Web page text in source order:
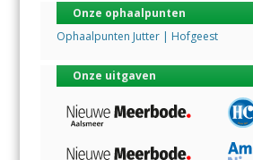
Onze ophaalpunten
Ophaalpunten Jutter | Hofgeest
Onze uitgaven